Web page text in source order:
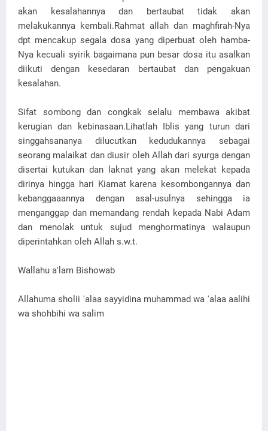
akan kesalahannya dan bertaubat tidak akan
melakukannya kembali.Rahmat allah dan maghfirah-Nya
dpt mencakup segala dosa yang diperbuat oleh hamba-
Nya kecuali syirik bagaimana pun besar dosa itu asalkan
diikuti dengan kesedaran bertaubat dan pengakuan
kesalahan.
Sifat sombong dan congkak selalu membawa akibat
kerugian dan kebinasaan.Lihatlah Iblis yang turun dari
singgahsananya dilucutkan kedudukannya sebagai
seorang malaikat dan diusir oleh Allah dari syurga dengan
disertai kutukan dan laknat yang akan melekat kepada
dirinya hingga hari Kiamat karena kesombongannya dan
kebanggaaannya dengan asal-usulnya sehingga ia
menganggap dan memandang rendah kepada Nabi Adam
dan menolak untuk sujud menghormatinya walaupun
diperintahkan oleh Allah s.w.t.
Wallahu a'lam Bishowab
Allahuma sholii 'alaa sayyidina muhammad wa 'alaa aalihi
wa shohbihi wa salim